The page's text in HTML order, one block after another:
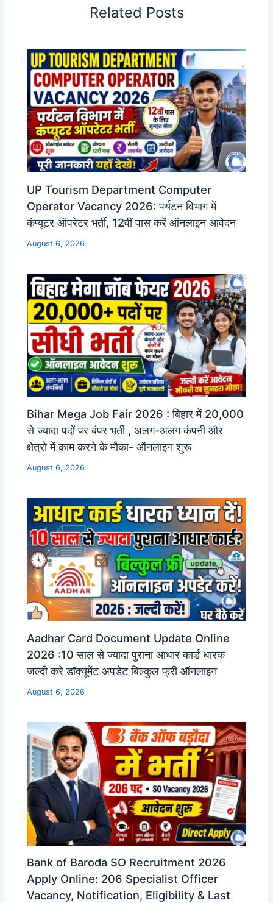
Related Posts
UP Tourism Department Computer
Operator Vacancy 2026: पर्यटन विभाग में
कंप्यूटर ऑपरेटर भर्ती, 12वीं पास करें ऑनलाइन आवेदन
August 6, 2026
Bihar Mega Job Fair 2026 : बिहार में 20,000
से ज्यादा पदों पर बंपर भर्ती , अलग-अलग कंपनी और
क्षेत्रो में काम करने के मौका- ऑनलाइन शुरू
August 6, 2026
Aadhar Card Document Update Online
2026 :10 साल से ज्यादा पुराना आधार कार्ड धारक
जल्दी करे डॉक्यूमेंट अपडेट बिल्कुल फ्री ऑनलाइन
August 6, 2026
Bank of Baroda SO Recruitment 2026
Apply Online: 206 Specialist Officer
Vacancy, Notification, Eligibility & Last